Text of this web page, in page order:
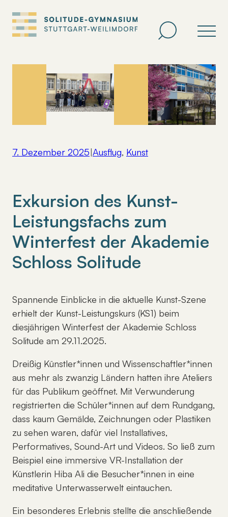
Zum
Inhalt
springen
7. Dezember 2025|Ausflug, Kunst
Exkursion des Kunst-
Leistungsfachs zum
Winterfest der Akademie
Schloss Solitude
Spannende Einblicke in die aktuelle Kunst-Szene
erhielt der Kunst-Leistungskurs (KS1) beim
diesjährigen Winterfest der Akademie Schloss
Solitude am 29.11.2025.
Dreißig Künstler*innen und Wissenschaftler*innen
aus mehr als zwanzig Ländern hatten ihre Ateliers
für das Publikum geöffnet. Mit Verwunderung
registrierten die Schüler*innen auf dem Rundgang,
dass kaum Gemälde, Zeichnungen oder Plastiken
zu sehen waren, dafür viel Installatives,
Performatives, Sound-Art und Videos. So ließ zum
Beispiel eine immersive VR-Installation der
Künstlerin Hiba Ali die Besucher*innen in eine
meditative Unterwasserwelt eintauchen.
Ein besonderes Erlebnis stellte die anschließende